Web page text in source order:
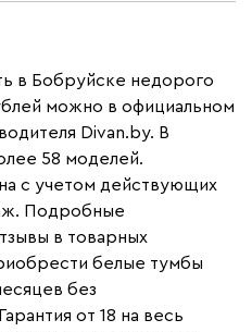
в Бобруйске недорого
можно в официальном
Divan.by. В
58 моделей.
с учетом действующих
Подробные
в товарных
белые тумбы
без
от 18 на весь